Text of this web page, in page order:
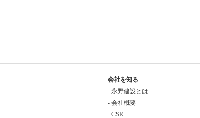
会社を知る
- 永野建設とは
- 会社概要
- CSR